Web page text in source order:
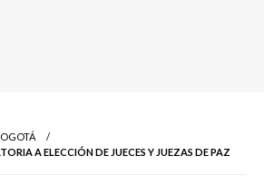
A ELECCIÓN DE JUECES Y JUEZAS DE PAZ